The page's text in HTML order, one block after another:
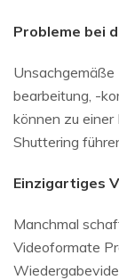
Probleme bei
bearbeitung, -
können zu
Shuttering
Einzigartiges
Manchmal
Videoformate